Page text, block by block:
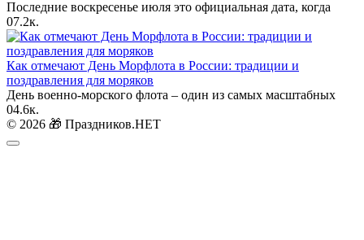
Последние воскресенье июля это официальная дата, когда
07.2к.
Как отмечают День Морфлота в России: традиции и
поздравления для моряков
День военно-морского флота – один из самых масштабных
04.6к.
© 2026 🎁 Праздников.НЕТ